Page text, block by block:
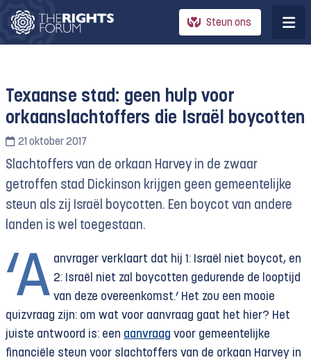
Steun ons
Texaanse stad: geen hulp voor
orkaanslachtoffers die Israël boycotten
21 oktober 2017
Slachtoffers van de orkaan Harvey in de zwaar
getroffen stad Dickinson krijgen geen gemeentelijke
steun als zij Israël boycotten. Een boycot van andere
landen is wel toegestaan.
‘A anvrager verklaart dat hij 1: Israël niet boycot, en
2: Israël niet zal boycotten gedurende de looptijd
van deze overeenkomst.’ Het zou een mooie
quizvraag zijn: om wat voor aanvraag gaat het hier? Het
juiste antwoord is: een aanvraag voor gemeentelijke
financiële steun voor slachtoffers van de orkaan Harvey in